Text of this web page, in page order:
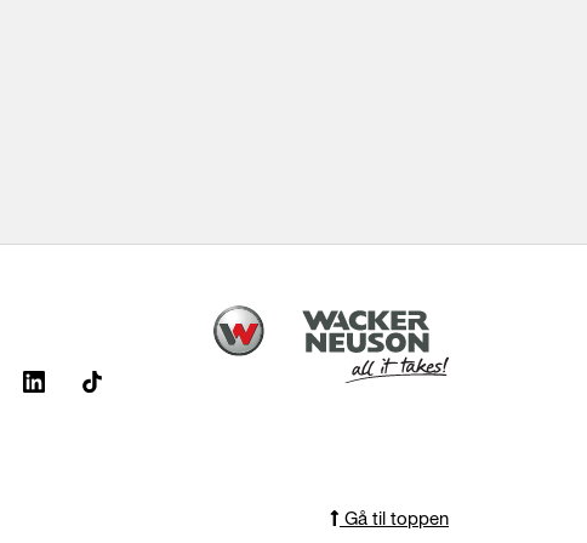
Gå til toppen